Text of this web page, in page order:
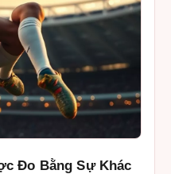
Đo Bằng Sự Khác